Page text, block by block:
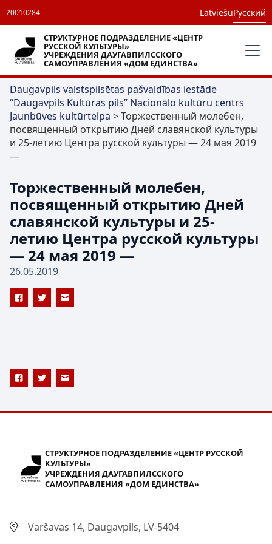
20010284 LatviešuРусский
СТРУКТУРНОЕ ПОДРАЗДЕЛЕНИЕ «ЦЕНТР
РУССКОЙ КУЛЬТУРЫ»
УЧРЕЖДЕНИЯ ДАУГАВПИЛССКОГО
САМОУПРАВЛЕНИЯ «ДОМ ЕДИНСТВА»
Daugavpils valstspilsētas pašvaldības iestāde
“Daugavpils Kultūras pils” Nacionālo kultūru centrs
Jaunbūves kultūrtelpa >Торжественный молебен,
посвященный открытию Дней славянской культуры
и 25-летию Центра русской культуры — 24 мая 2019
—
Торжественный молебен,
посвященный открытию Дней
славянской культуры и 25-
летию Центра русской культуры
— 24 мая 2019 —
26.05.2019
СТРУКТУРНОЕ ПОДРАЗДЕЛЕНИЕ «ЦЕНТР РУССКОЙ
КУЛЬТУРЫ»
УЧРЕЖДЕНИЯ ДАУГАВПИЛССКОГО
САМОУПРАВЛЕНИЯ «ДОМ ЕДИНСТВА»
Varšavas 14, Daugavpils, LV-5404